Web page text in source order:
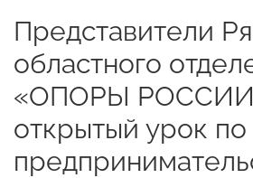
Представители
областного
«ОПОРЫ
открытый урок по